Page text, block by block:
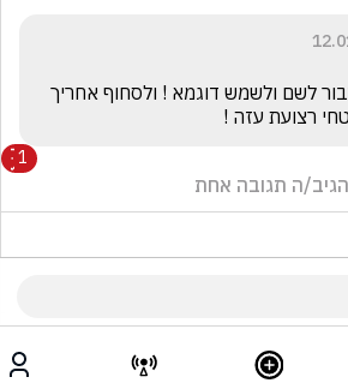
רצועת עזה !
1
הגיב/ה תגובה אחת